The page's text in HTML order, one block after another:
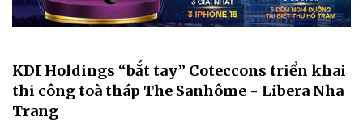
KDI Holdings “bắt tay” Coteccons triển khai
thi công toà tháp The Sanhôme - Libera Nha
Trang